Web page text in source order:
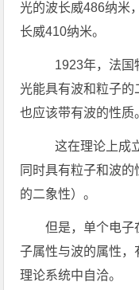
光的波长威486纳米
长威410纳米。
1923年，法国
光能具有波和粒子
也应该带有波的性质
这在理论上成
同时具有粒子和波
的二象性）。
但是，单个电子
子属性与波的属性，
理论系统中自洽。